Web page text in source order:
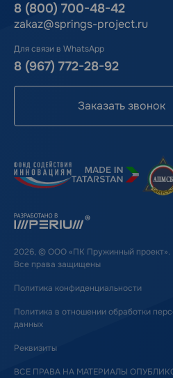
8 (800) 700-48-42
zakaz@springs-project.ru
Для связи в WhatsApp
8 (967) 772-28-92
Заказать звонок
2026, © ООО «ПК Пружинный проект».
Все права защищены
Политика конфиденциальности
Политика в отношении обработки
данных
Реквизиты
ВСЕ ПРАВА НА МАТЕРИАЛЫ